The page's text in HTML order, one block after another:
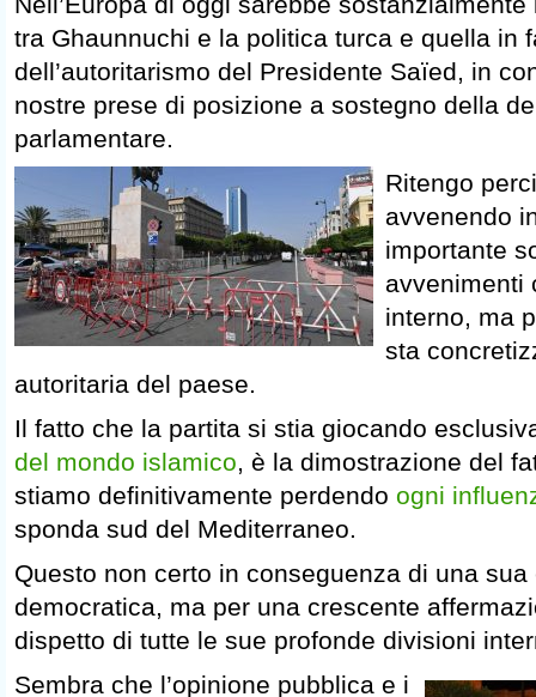
tra Ghaunnuchi e la politica turca e quella in
dell’autoritarismo del Presidente Saïed, in
nostre prese di posizione a sostegno della
parlamentare.
Ritengo
avvenendo
importante
avvenimenti
interno, ma
sta
autoritaria del paese.
Il fatto che la partita si stia giocando
del mondo islamico, è la dimostrazione del
stiamo definitivamente perdendo ogni
sponda sud del Mediterraneo.
Questo non certo in conseguenza di una
democratica, ma per una crescente
dispetto di tutte le sue profonde divisioni
Sembra che l’opinione pubblica e i